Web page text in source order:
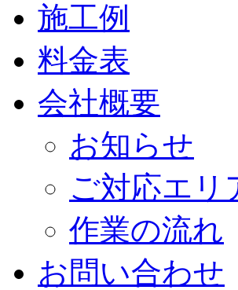
施工例
料金表
会社概要
お知らせ
ご対応エリ
作業の流れ
お問い合わせ